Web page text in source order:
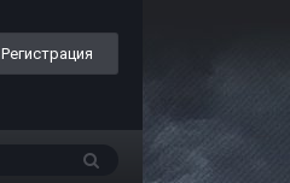
Регистрация